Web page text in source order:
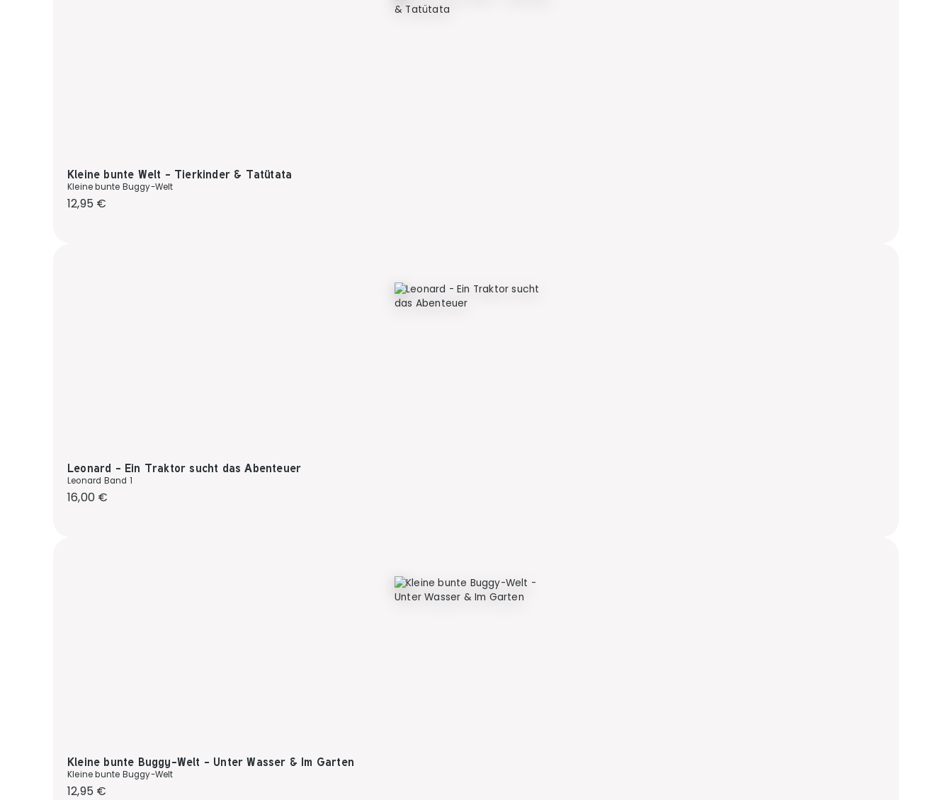
Kleine bunte Welt - Tierkinder & Tatütata
Kleine bunte Buggy-Welt
Regulärer Preis:
12,95 €
Leonard - Ein Traktor sucht das Abenteuer
Leonard Band 1
Regulärer Preis:
16,00 €
Kleine bunte Buggy-Welt - Unter Wasser & Im Garten
Kleine bunte Buggy-Welt
Regulärer Preis:
12,95 €